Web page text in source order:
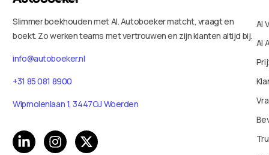
Slimmer boekhouden met AI. Autoboeker matcht, vraagt en
boekt. Zo werken teams met vertrouwen en zijn klanten altijd bij.
info@autoboeker.nl
+31 85 081 8900
Wipmolenlaan 1, 3447GJ Woerden
AI
AI